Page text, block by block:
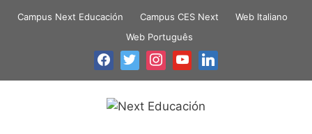
Campus Next Educación Campus CES Next
Web Italiano
Web Português